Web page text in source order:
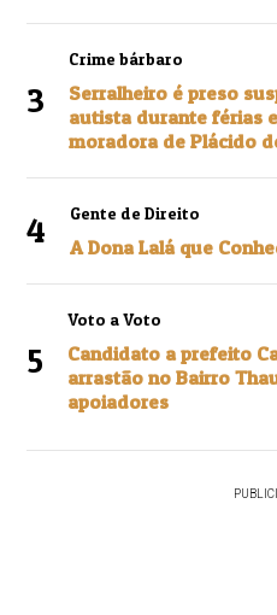
3
Crime bárbaro
Serralheiro é preso
autista durante férias
moradora de Plácido
4 Gente de Direito
A Dona Lalá que
5
Voto a Voto
Candidato a prefeito
arrastão no Bairro
apoiadores